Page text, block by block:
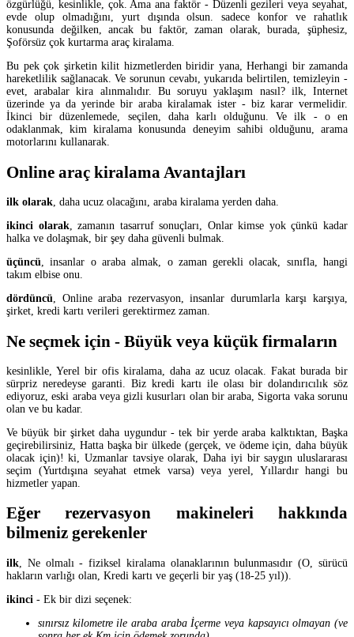
özgürlüğü, kesinlikle, çok. Ama ana faktör - Düzenli gezileri veya seyahat,
evde olup olmadığını, yurt dışında olsun. sadece konfor ve rahatlık
konusunda değilken, ancak bu faktör, zaman olarak, burada, şüphesiz,
Şoförsüz çok kurtarma araç kiralama.
Bu pek çok şirketin kilit hizmetlerden biridir yana, Herhangi bir zamanda
hareketlilik sağlanacak. Ve sorunun cevabı, yukarıda belirtilen, temizleyin -
evet, arabalar kira alınmalıdır. Bu soruyu yaklaşım nasıl? ilk, Internet
üzerinde ya da yerinde bir araba kiralamak ister - biz karar vermelidir.
İkinci bir düzenlemede, seçilen, daha karlı olduğunu. Ve ilk - o en
odaklanmak, kim kiralama konusunda deneyim sahibi olduğunu, arama
motorlarını kullanarak.
Online araç kiralama Avantajları
ilk olarak, daha ucuz olacağını, araba kiralama yerden daha.
ikinci olarak, zamanın tasarruf sonuçları, Onlar kimse yok çünkü kadar
halka ve dolaşmak, bir şey daha güvenli bulmak.
üçüncü, insanlar o araba almak, o zaman gerekli olacak, sınıfla, hangi
takım elbise onu.
dördüncü, Online araba rezervasyon, insanlar durumlarla karşı karşıya,
şirket, kredi kartı verileri gerektirmez zaman.
Ne seçmek için - Büyük veya küçük firmaların
kesinlikle, Yerel bir ofis kiralama, daha az ucuz olacak. Fakat burada bir
sürpriz neredeyse garanti. Biz kredi kartı ile olası bir dolandırıcılık söz
ediyoruz, eski araba veya gizli kusurları olan bir araba, Sigorta vaka sorunu
olan ve bu kadar.
Ve büyük bir şirket daha uygundur - tek bir yerde araba kalktıktan, Başka
geçirebilirsiniz, Hatta başka bir ülkede (gerçek, ve ödeme için, daha büyük
olacak için)! ki, Uzmanlar tavsiye olarak, Daha iyi bir saygın uluslararası
seçim (Yurtdışına seyahat etmek varsa) veya yerel, Yıllardır hangi bu
hizmetler yapan.
Eğer rezervasyon makineleri hakkında
bilmeniz gerekenler
ilk , Ne olmalı - fiziksel kiralama olanaklarının bulunmasıdır (O, sürücü
hakların varlığı olan, Kredi kartı ve geçerli bir yaş (18-25 yıl)).
ikinci - Ek bir dizi seçenek:
sınırsız kilometre ile araba araba İçerme veya kapsayıcı olmayan (ve